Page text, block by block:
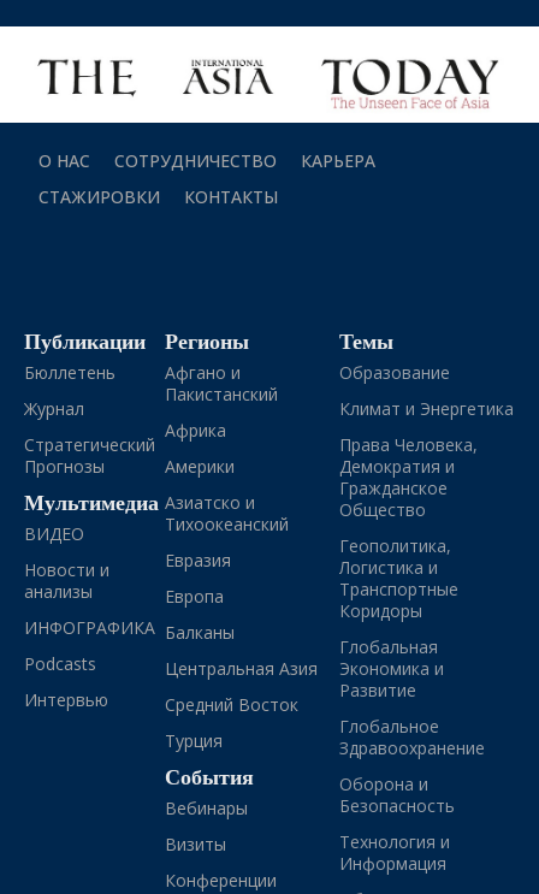
О НАС СОТРУДНИЧЕСТВО
КАРЬЕРА
СТАЖИРОВКИ
КОНТАКТЫ
Публикации
Бюллетень
Журнал
Стратегический
Прогнозы
Мультимедиа
ВИДЕО
Новости и
анализы
ИНФОГРАФИКА
Podcasts
Интервью
Регионы
Афгано и
Пакистанский
Африка
Америки
Азиатско и
Тихоокеанский
Евразия
Европа
Балканы
Центральная Азия
Средний Восток
Турция
События
Вебинары
Визиты
Конференции
Темы
Образование
Климат и Энергетика
Права Человека,
Демократия и
Гражданское
Общество
Геополитика,
Логистика и
Транспортные
Коридоры
Глобальная
Экономика и
Развитие
Глобальное
Здравоохранение
Оборона и
Безопасность
Технология и
Информация